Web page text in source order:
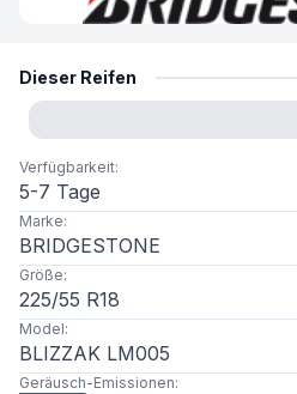
Dieser Reifen
Verfügbarkeit:
5-7 Tage
Marke:
BRIDGESTONE
Größe:
225/55 R18
Model:
BLIZZAK LM005
Geräusch-Emissionen: